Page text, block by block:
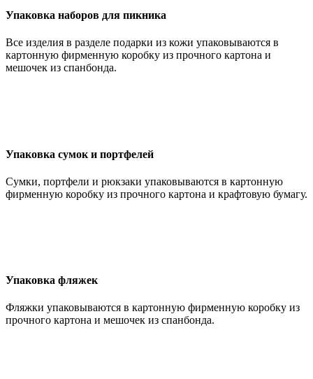
Упаковка наборов для пикника
Все изделия в разделе подарки из кожи упаковываются в
картонную фирменную коробку из прочного картона и
мешочек из спанбонда.
Упаковка сумок и портфелей
Сумки, портфели и рюкзаки упаковываются в картонную
фирменную коробку из прочного картона и крафтовую бумагу.
Упаковка фляжек
Фляжки упаковываются в картонную фирменную коробку из
прочного картона и мешочек из спанбонда.